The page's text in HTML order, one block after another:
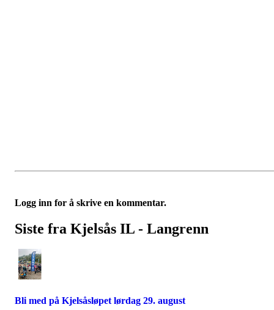
Logg inn for å skrive en kommentar.
Siste fra Kjelsås IL - Langrenn
Bli med på Kjelsåsløpet lørdag 29. august